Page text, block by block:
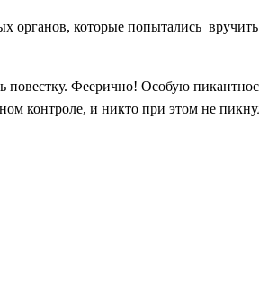
органов, которые попытались
повестку. Феерично! Особую
контроле, и никто при этом не